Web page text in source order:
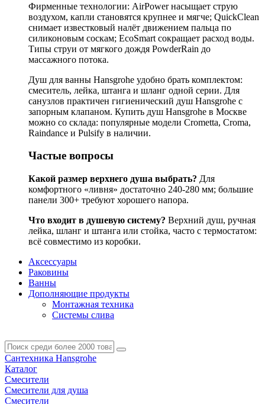
Фирменные технологии: AirPower насыщает струю
воздухом, капли становятся крупнее и мягче; QuickClean
снимает известковый налёт движением пальца по
силиконовым соскам; EcoSmart сокращает расход воды.
Типы струи от мягкого дождя PowderRain до
массажного потока.
Душ для ванны Hansgrohe удобно брать комплектом:
смеситель, лейка, штанга и шланг одной серии. Для
санузлов практичен гигиенический душ Hansgrohe с
запорным клапаном. Купить душ Hansgrohe в Москве
можно со склада: популярные модели Crometta, Croma,
Raindance и Pulsify в наличии.
Частые вопросы
Какой размер верхнего душа выбрать? Для
комфортного «ливня» достаточно 240-280 мм; большие
панели 300+ требуют хорошего напора.
Что входит в душевую систему? Верхний душ, ручная
лейка, шланг и штанга или стойка, часто с термостатом:
всё совместимо из коробки.
Аксессуары
Раковины
Ванны
Дополняющие продукты
Монтажная техника
Системы слива
Сантехника Hansgrohe
Каталог
Смесители
Смесители для душа
Смесители